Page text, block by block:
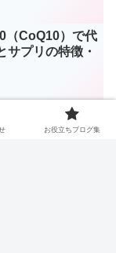
（CoQ10）で代
サプリの特徴・
トアミノフェ
お役立ちブログ集